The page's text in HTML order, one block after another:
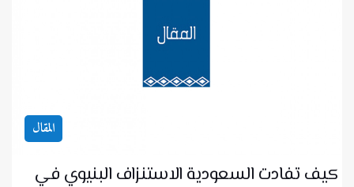
المقال
كيف تفادت السعودية الاستنزاف البنيوي في